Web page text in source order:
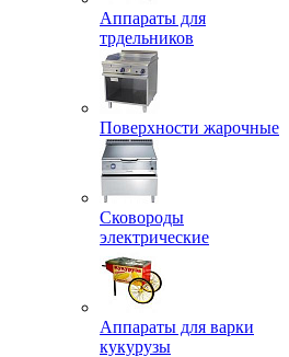
Аппараты для
трдельников
Поверхности жарочные
Сковороды
электрические
Аппараты для варки
кукурузы